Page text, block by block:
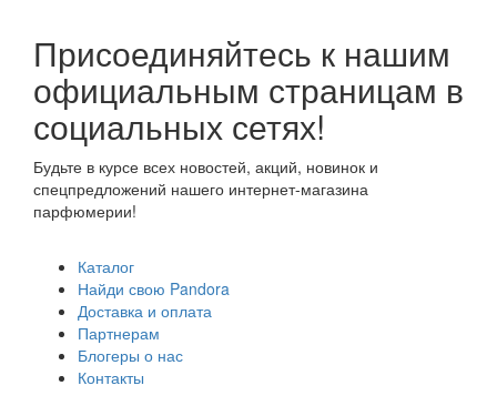
Присоединяйтесь к нашим
официальным страницам в
социальных сетях!
Будьте в курсе всех новостей, акций, новинок и
спецпредложений нашего интернет-магазина
парфюмерии!
Каталог
Найди свою Pandora
Доставка и оплата
Партнерам
Блогеры о нас
Контакты